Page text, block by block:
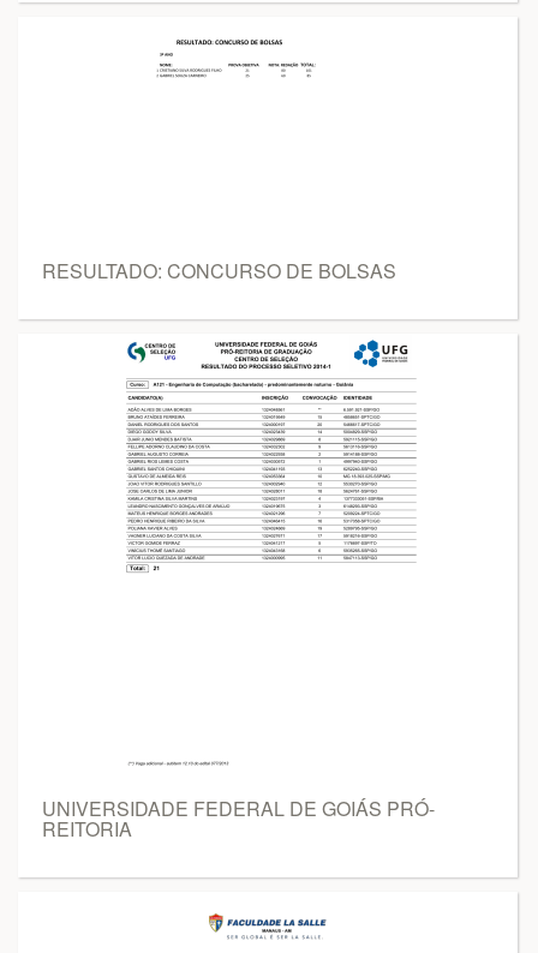
RESULTADO: CONCURSO DE BOLSAS
UNIVERSIDADE FEDERAL DE GOIÁS PRÓ-
REITORIA